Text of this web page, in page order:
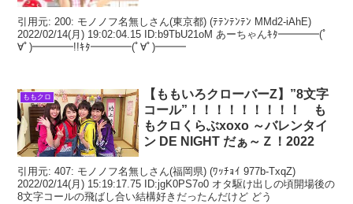
引用元: 200: モノノフ名無しさん(東京都) (ﾃﾃﾝﾃﾝﾃﾝ MMd2-iAhE)
2022/02/14(月) 19:02:04.15 ID:b9TbU21oM あーちゃんｷﾀ━━━━(ﾟ
∀ﾟ)━━━━!!ｷﾀ━━━━(ﾟ∀ﾟ)━━━
ももクロ
【ももいろクローバーZ】”8文字
コール”！！！！！！！！！ も
もクロくらぶxoxo ～バレンタイ
ン DE NIGHT だぁ～Ｚ！2022
引用元: 407: モノノフ名無しさん(福岡県) (ﾜｯﾁｮｲ 977b-TxqZ)
2022/02/14(月) 15:19:17.75 ID:jgK0PS7o0 オタ駆け出しの頃開場後の
8文字コールの飛ばし合い結構好きだったんだけど どう